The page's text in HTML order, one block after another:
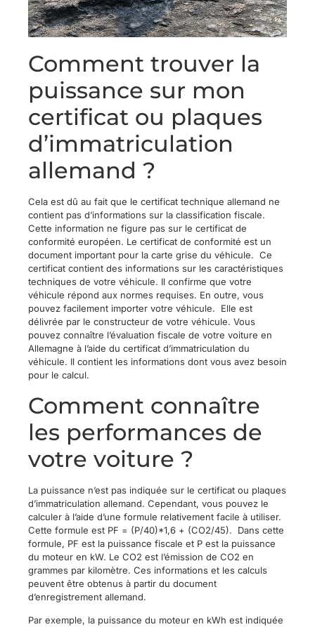
Comment trouver la
puissance sur mon
certificat ou plaques
d’immatriculation
allemand ?
Cela est dû au fait que le certificat technique allemand ne
contient pas d’informations sur la classification fiscale.
Cette information ne figure pas sur le certificat de
conformité européen. Le certificat de conformité est un
document important pour la carte grise du véhicule. Ce
certificat contient des informations sur les caractéristiques
techniques de votre véhicule. Il confirme que votre
véhicule répond aux normes requises. En outre, vous
pouvez facilement importer votre véhicule. Elle est
délivrée par le constructeur de votre véhicule. Vous
pouvez connaître l’évaluation fiscale de votre voiture en
Allemagne à l’aide du certificat d’immatriculation du
véhicule. Il contient les informations dont vous avez besoin
pour le calcul.
Comment connaître
les performances de
votre voiture ?
La puissance n’est pas indiquée sur le certificat ou plaques
d’immatriculation allemand. Cependant, vous pouvez le
calculer à l’aide d’une formule relativement facile à utiliser.
Cette formule est PF = (P/40)*1,6 + (CO2/45). Dans cette
formule, PF est la puissance fiscale et P est la puissance
du moteur en kW. Le CO2 est l’émission de CO2 en
grammes par kilomètre. Ces informations et les calculs
peuvent être obtenus à partir du document
d’enregistrement allemand.
Par exemple, la puissance du moteur en kWh est indiquée